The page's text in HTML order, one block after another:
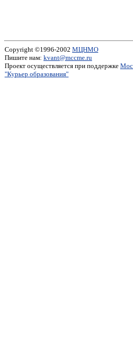
Copyright ©1996-2002 МЦНМО
Пишите нам: kvant@mccme.ru
Проект осуществляется при поддержке
"Курьер образования"